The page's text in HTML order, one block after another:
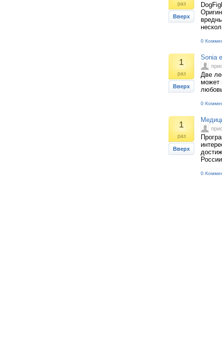
раз
Вверх
0
1
раз
Вверх
Sonia
Две
может
0
1
раз
Вверх
0